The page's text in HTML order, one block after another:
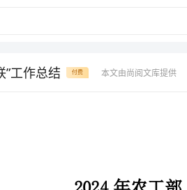
”工作总结 付费 本文由尚阅文库提供